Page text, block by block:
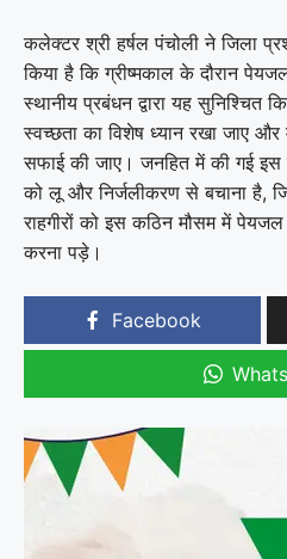
कलेक्टर श्री हर्षल पंचोली ने जिला
किया है कि ग्रीष्मकाल के दौरान
स्थानीय प्रबंधन द्वारा यह सुनिश्चित
स्वच्छता का विशेष ध्यान रखा जाए
सफाई की जाए। जनहित में की गई इस
को लू और निर्जलीकरण से बचाना है,
राहगीरों को इस कठिन मौसम में
करना पड़े।
Facebook